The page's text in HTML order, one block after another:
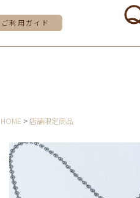
ご利用ガイド
HOME 店舗限定商品